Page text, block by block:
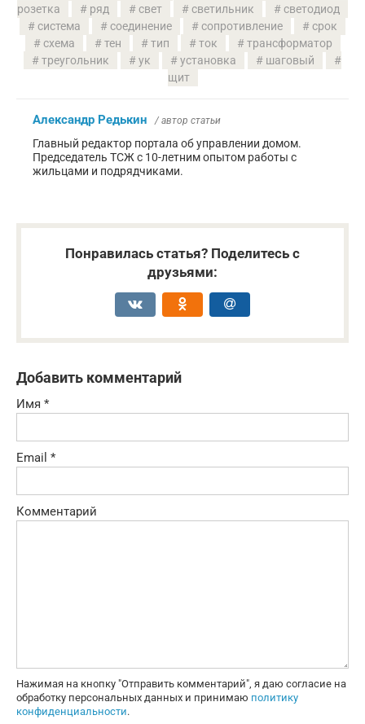
розетка
ряд свет светильник
светодиод
система
соединение сопротивление
срок
схема
тен тип ток
трансформатор
треугольник
ук установка
шаговый
щит
Александр Редькин / автор статьи
Главный редактор портала об управлении домом.
Председатель ТСЖ с 10-летним опытом работы с
жильцами и подрядчиками.
Понравилась статья? Поделитесь с
друзьями:
Добавить комментарий
Имя *
Email *
Комментарий
Нажимая на кнопку "Отправить комментарий", я даю согласие на
обработку персональных данных и принимаю политику
конфиденциальности.